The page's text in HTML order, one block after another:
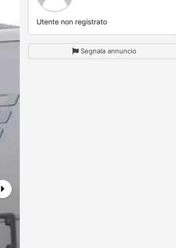
Utente non registrato
Segnala annuncio